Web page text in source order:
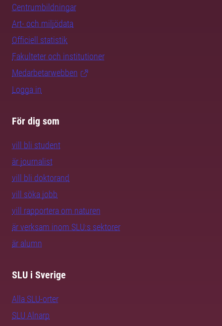
Centrumbildningar
Art- och miljödata
Officiell statistik
Fakulteter och institutioner
Medarbetarwebben
Logga in
För dig som
vill bli student
är journalist
vill bli doktorand
vill söka jobb
vill rapportera om naturen
är verksam inom SLU:s sektorer
är alumn
SLU i Sverige
Alla SLU-orter
SLU Alnarp